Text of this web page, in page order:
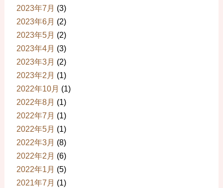
2023年7月 (3)
2023年6月 (2)
2023年5月 (2)
2023年4月 (3)
2023年3月 (2)
2023年2月 (1)
2022年10月 (1)
2022年8月 (1)
2022年7月 (1)
2022年5月 (1)
2022年3月 (8)
2022年2月 (6)
2022年1月 (5)
2021年7月 (1)